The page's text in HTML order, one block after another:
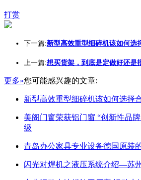
打赏
下一篇:新型高效重型细碎机该如何选
上一篇:想买货架，到底是定做好还是
更多»您可能感兴趣的文章:
新型高效重型细碎机该如何选择
美阁门窗荣获铝门窗 “创新性品
级
青岛办公家具专业设备德国原装
闪光对焊机之液压系统介绍—苏